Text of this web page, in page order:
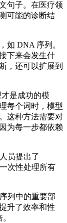
句子。在医疗领
可能的诊断结
DNA 序列。
下来会发生什
，还可以扩展到
是成功的模
每个词时，模型
这种方法需要对
为每一步都依赖
员提出了
次性处理所有
列中的重要部
升了效率和性